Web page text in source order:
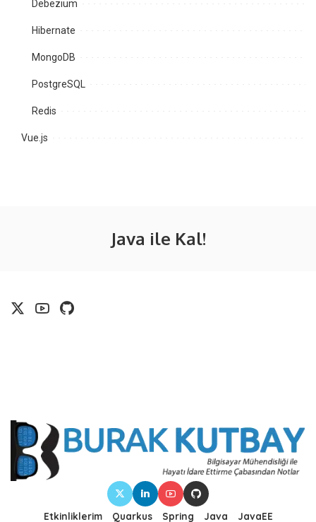
Debezium
Hibernate
MongoDB
PostgreSQL
Redis
Vue.js
Java ile Kal!
Etkinliklerim Quarkus Spring Java JavaEE